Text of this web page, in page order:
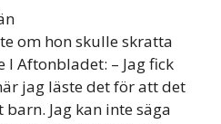
om hon skulle skratta
I Aftonbladet: – Jag fick
jag läste det för att det
Jag kan inte säga